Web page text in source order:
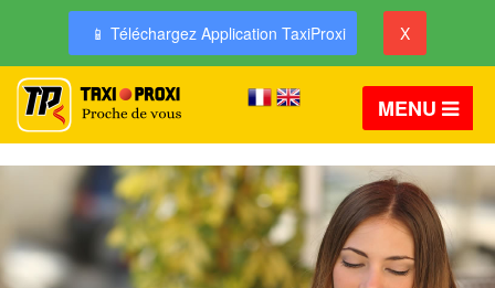
📱 Téléchargez Application TaxiProxi X
MENU